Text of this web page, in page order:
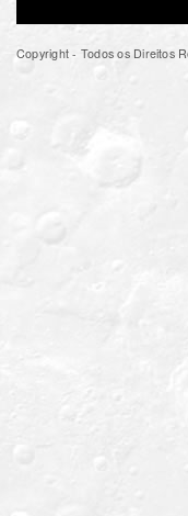
Copyright - Todos os Direitos